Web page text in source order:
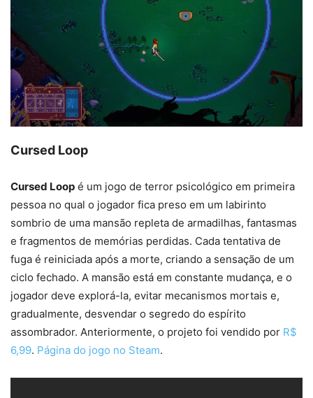
Cursed Loop
Cursed Loop é um jogo de terror psicológico em primeira
pessoa no qual o jogador fica preso em um labirinto
sombrio de uma mansão repleta de armadilhas, fantasmas
e fragmentos de memórias perdidas. Cada tentativa de
fuga é reiniciada após a morte, criando a sensação de um
ciclo fechado. A mansão está em constante mudança, e o
jogador deve explorá-la, evitar mecanismos mortais e,
gradualmente, desvendar o segredo do espírito
assombrador. Anteriormente, o projeto foi vendido por R$
6,99. Página do jogo no Steam.